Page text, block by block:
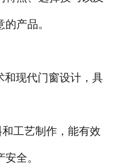
产品。
现代门窗设计，具
工艺制作，能有效
全。